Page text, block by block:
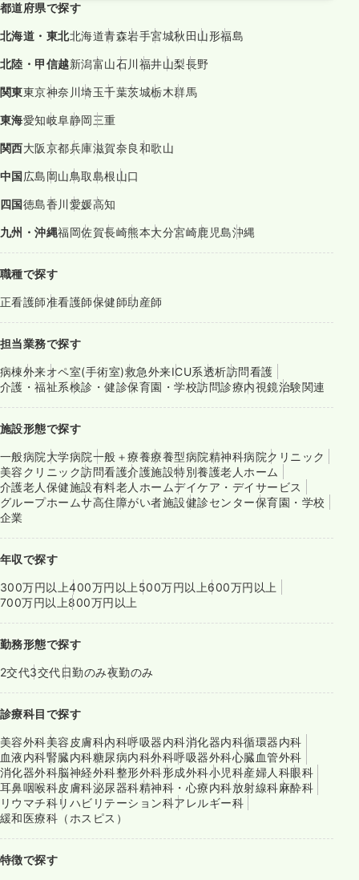
都道府県で探す
北海道・東北北海道青森岩手宮城秋田山形福島
北陸・甲信越新潟富山石川福井山梨長野
関東東京神奈川埼玉千葉茨城栃木群馬
東海愛知岐阜静岡三重
関西大阪京都兵庫滋賀奈良和歌山
中国広島岡山鳥取島根山口
四国徳島香川愛媛高知
九州・沖縄福岡佐賀長崎熊本大分宮崎鹿児島沖縄
職種で探す
正看護師准看護師保健師助産師
担当業務で探す
病棟外来オペ室(手術室)救急外来ICU系透析訪問看護
介護・福祉系検診・健診保育園・学校訪問診療内視鏡治験関連
施設形態で探す
一般病院大学病院一般＋療養療養型病院精神科病院クリニック
美容クリニック訪問看護介護施設特別養護老人ホーム
介護老人保健施設有料老人ホームデイケア・デイサービス
グループホームサ高住障がい者施設健診センター保育園・学校
企業
年収で探す
300万円以上400万円以上 500万円以上600万円以上
700万円以上800万円以上
勤務形態で探す
2交代3交代日勤のみ夜勤のみ
診療科目で探す
美容外科美容皮膚科内科呼吸器内科消化器内科循環器内科
血液内科腎臓内科糖尿病内科外科呼吸器外科心臓血管外科
消化器外科脳神経外科整形外科形成外科小児科産婦人科眼科
耳鼻咽喉科皮膚科泌尿器科精神科・心療内科放射線科麻酔科
リウマチ科リハビリテーション科アレルギー科
緩和医療科（ホスピス）
特徴で探す